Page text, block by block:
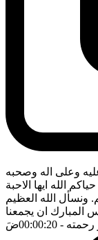
وعلى اله وصحبه
الله ايها الاحبة
الله العظيم
المبارك ان يجمعنا
- 00:00:20 ضَ